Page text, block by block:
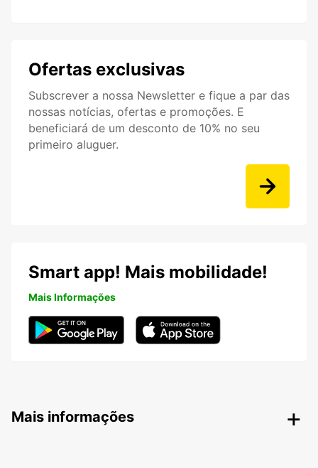
Ofertas exclusivas
Subscrever a nossa Newsletter e fique a par das
nossas notícias, ofertas e promoções. E
beneficiará de um desconto de 10% no seu
primeiro aluguer.
Smart app! Mais mobilidade!
Mais Informações
Mais informações